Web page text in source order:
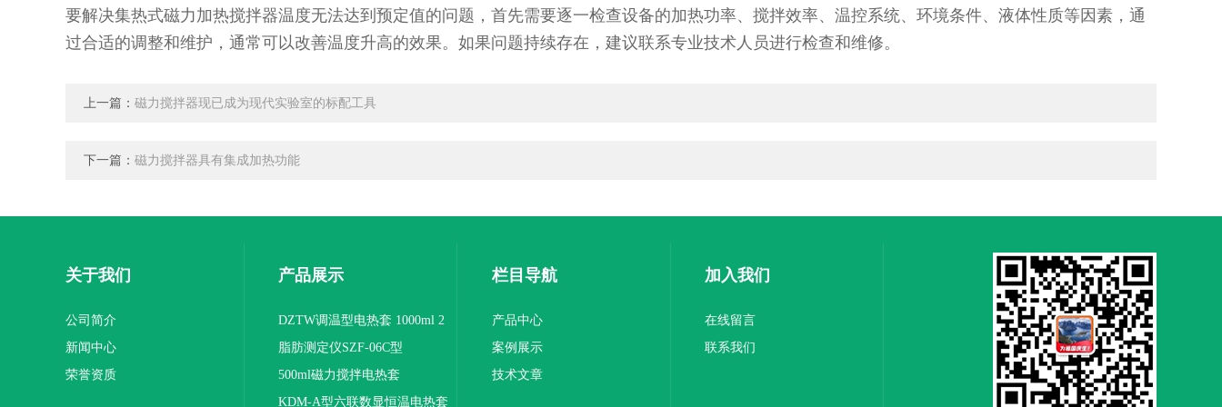
要解决集热式磁力加热搅拌器温度无法达到预定值的问题，首先需要逐一检查设备的加热功率、搅拌效率、温控系统、环境条件、液体性质等因素，通
过合适的调整和维护，通常可以改善温度升高的效果。如果问题持续存在，建议联系专业技术人员进行检查和维修。
上一篇： 磁力搅拌器现已成为现代实验室的标配工具
下一篇： 磁力搅拌器具有集成加热功能
关于我们
公司简介
新闻中心
荣誉资质
产品展示
DZTW调温型电热套 1000ml 2
联
脂肪测定仪SZF-06C型
500ml磁力搅拌电热套
KDM-A型六联数显恒温电热套
栏目导航
产品中心
案例展示
技术文章
加入我们
在线留言
联系我们